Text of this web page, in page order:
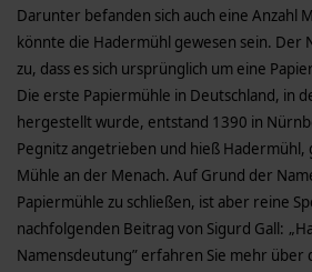
Darunter befanden sich auch eine Anzahl
könnte die Hadermühl gewesen sein. Der
zu, dass es sich ursprünglich um eine
Die erste Papiermühle in Deutschland, in
hergestellt wurde, entstand 1390 in
Pegnitz angetrieben und hieß Hadermühl,
Mühle an der Menach. Auf Grund der
Papiermühle zu schließen, ist aber reine
nachfolgenden Beitrag von Sigurd Gall:
Namensdeutung” erfahren Sie mehr über